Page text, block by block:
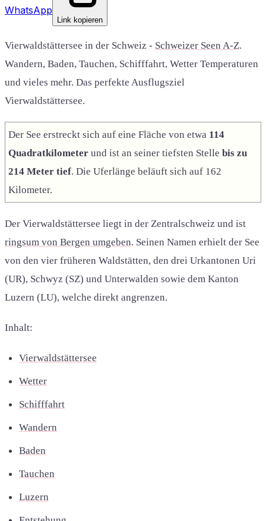
WhatsApp
Link kopieren
Vierwaldstättersee in der Schweiz - Schweizer Seen A-Z.
Wandern, Baden, Tauchen, Schifffahrt, Wetter Temperaturen
und vieles mehr. Das perfekte Ausflugsziel
Vierwaldstättersee.
Der See erstreckt sich auf eine Fläche von etwa 114
Quadratkilometer und ist an seiner tiefsten Stelle bis zu
214 Meter tief. Die Uferlänge beläuft sich auf 162
Kilometer.
Der Vierwaldstättersee liegt in der Zentralschweiz und ist
ringsum von Bergen umgeben. Seinen Namen erhielt der See
von den vier früheren Waldstätten, den drei Urkantonen Uri
(UR), Schwyz (SZ) und Unterwalden sowie dem Kanton
Luzern (LU), welche direkt angrenzen.
Inhalt:
Vierwaldstättersee
Wetter
Schifffahrt
Wandern
Baden
Tauchen
Luzern